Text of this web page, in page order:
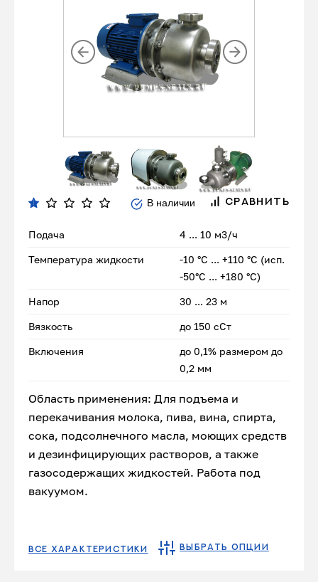
В наличии СРАВНИТЬ
Подача 4 ... 10 м3/ч
Температура жидкости
-10 °С ... +110 °С (исп.
-50°С ... +180 °С)
Напор 30 ... 23 м
Вязкость до 150 сСт
Включения
до 0,1% размером до
0,2 мм
Область применения: Для подъема и
перекачивания молока, пива, вина, спирта,
сока, подсолнечного масла, моющих средств
и дезинфицирующих растворов, а также
газосодержащих жидкостей. Работа под
вакуумом.
ВСЕ ХАРАКТЕРИСТИКИ ВЫБРАТЬ ОПЦИИ